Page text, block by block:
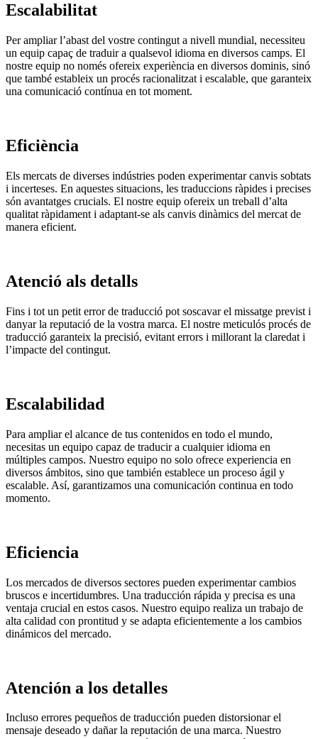
Escalabilitat
Per ampliar l’abast del vostre contingut a nivell mundial, necessiteu
un equip capaç de traduir a qualsevol idioma en diversos camps. El
nostre equip no només ofereix experiència en diversos dominis, sinó
que també estableix un procés racionalitzat i escalable, que garanteix
una comunicació contínua en tot moment.
Eficiència
Els mercats de diverses indústries poden experimentar canvis sobtats
i incerteses. En aquestes situacions, les traduccions ràpides i precises
són avantatges crucials. El nostre equip ofereix un treball d’alta
qualitat ràpidament i adaptant-se als canvis dinàmics del mercat de
manera eficient.
Atenció als detalls
Fins i tot un petit error de traducció pot soscavar el missatge previst i
danyar la reputació de la vostra marca. El nostre meticulós procés de
traducció garanteix la precisió, evitant errors i millorant la claredat i
l’impacte del contingut.
Escalabilidad
Para ampliar el alcance de tus contenidos en todo el mundo,
necesitas un equipo capaz de traducir a cualquier idioma en
múltiples campos. Nuestro equipo no solo ofrece experiencia en
diversos ámbitos, sino que también establece un proceso ágil y
escalable. Así, garantizamos una comunicación continua en todo
momento.
Eficiencia
Los mercados de diversos sectores pueden experimentar cambios
bruscos e incertidumbres. Una traducción rápida y precisa es una
ventaja crucial en estos casos. Nuestro equipo realiza un trabajo de
alta calidad con prontitud y se adapta eficientemente a los cambios
dinámicos del mercado.
Atención a los detalles
Incluso errores pequeños de traducción pueden distorsionar el
mensaje deseado y dañar la reputación de una marca. Nuestro